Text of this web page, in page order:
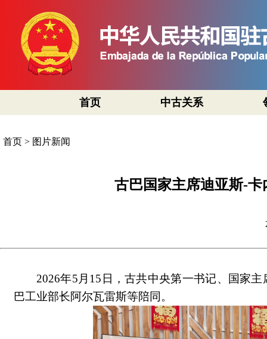
首页 中古关系
首页 > 图片新闻
古巴国家主席迪亚斯-
2026年5月15日，古共中央第一书记、国家
巴工业部长阿尔瓦雷斯等陪同。